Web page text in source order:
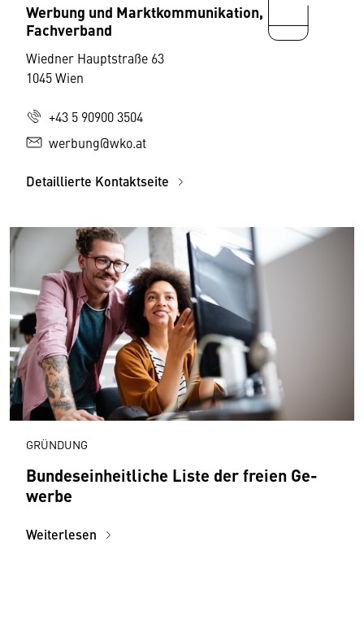
Werbung und Marktkommunikation,
Fachverband
Wiedner Hauptstraße 63
1045 Wien
+43 5 90900 3504
werbung@wko.at
Detaillierte Kontaktseite
GRÜNDUNG
Bundes­einheitliche Liste der freien Ge­
werbe
Weiterlesen